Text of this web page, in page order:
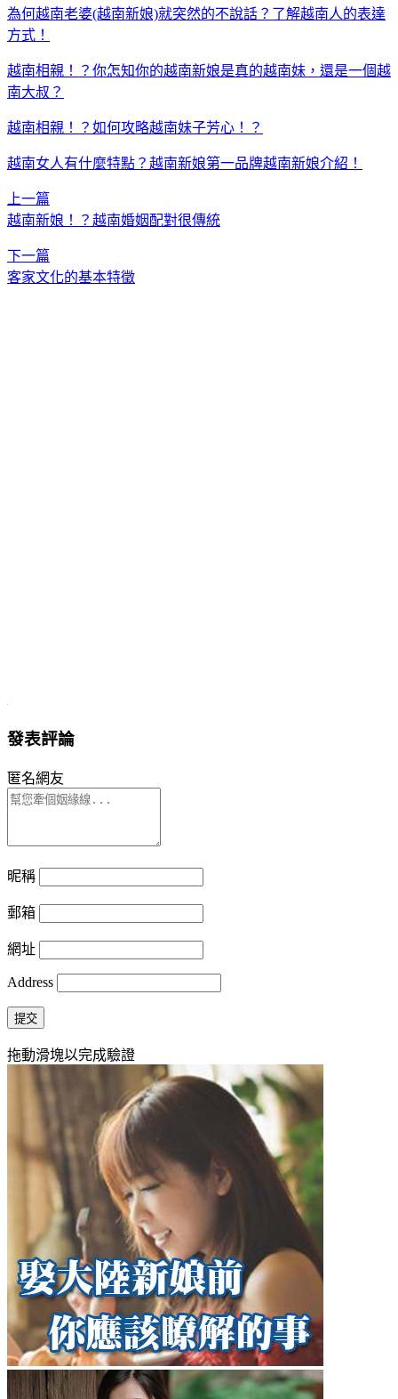
為何越南老婆(越南新娘)就突然的不說話？了解越南人的表達
方式！
越南相親！？你怎知你的越南新娘是真的越南妹，還是一個越
南大叔？
越南相親！？如何攻略越南妹子芳心！？
越南女人有什麼特點？越南新娘第一品牌越南新娘介紹！
上一篇
越南新娘！？越南婚姻配對很傳統
下一篇
客家文化的基本特徵
發表評論
匿名網友
昵稱
郵箱
網址
Address
提交
拖動滑塊以完成驗證